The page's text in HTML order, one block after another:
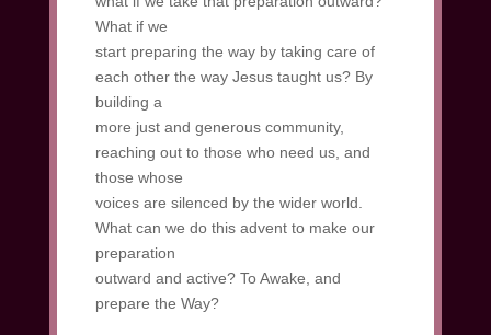
What if we
start preparing the way by taking care of
each other the way Jesus taught us? By
building a
more just and generous community,
reaching out to those who need us, and
those whose
voices are silenced by the wider world.
What can we do this advent to make our
preparation
outward and active? To Awake, and
prepare the Way?